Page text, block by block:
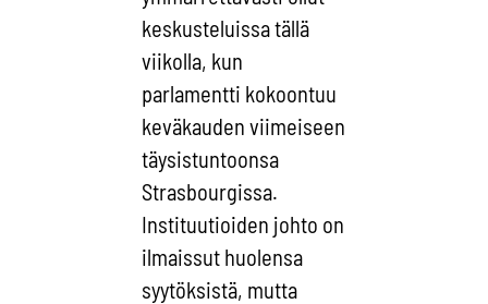
keskusteluissa tällä
viikolla, kun
parlamentti kokoontuu
keväkauden viimeiseen
täysistuntoonsa
Strasbourgissa.
Instituutioiden johto on
ilmaissut huolensa
syytöksistä, mutta